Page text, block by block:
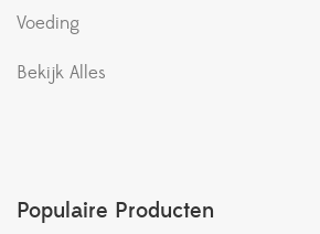
Voeding
Bekijk Alles
Populaire Producten